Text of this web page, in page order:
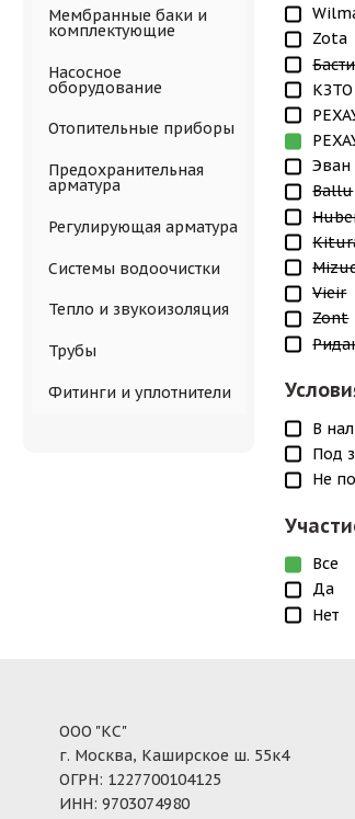
Zota
КЗТО
Эван
Ballu
Vieir
Zont
В
Под
Не
Все
Да
Нет
Мембранные баки и
комплектующие
Насосное
оборудование
Отопительные приборы
Предохранительная
арматура
Регулирующая арматура
Системы водоочистки
Тепло и звукоизоляция
Трубы
Фитинги и уплотнители
ООО "КС"
г. Москва, Каширское ш. 55к4
ОГРН: 1227700104125
ИНН: 9703074980